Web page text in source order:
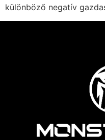
különböző negatív
A